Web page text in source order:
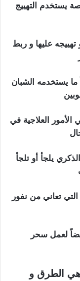
يستخدم التهييج
عليها و ربط
ما يستخدمه الشبان
العلاجية في
يلجأ أو تلجأ
تعاني من نفور
لعمل سحر
هي الطرق و